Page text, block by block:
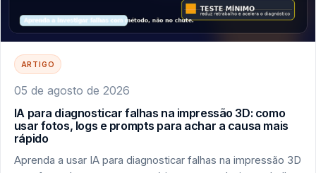
ARTIGO
05 de agosto de 2026
IA para diagnosticar falhas na impressão 3D: como
usar fotos, logs e prompts para achar a causa mais
rápido
Aprenda a usar IA para diagnosticar falhas na impressão 3D